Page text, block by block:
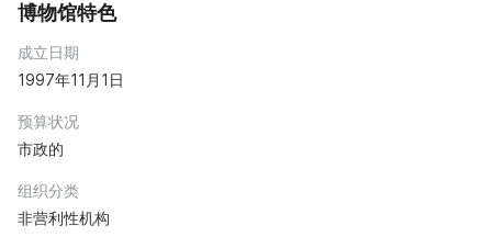
博物馆特色
成立日期
1997年11月1日
预算状况
市政的
组织分类
非营利性机构